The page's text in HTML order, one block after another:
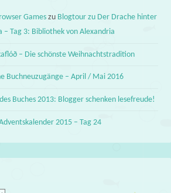
Games zu Blogtour zu Der Drache hinter
– Tag 3: Bibliothek von Alexandria
– Die schönste Weihnachtstradition
Buchneuzugänge – April / Mai 2016
Buches 2013: Blogger schenken lesefreude!
2015 – Tag 24